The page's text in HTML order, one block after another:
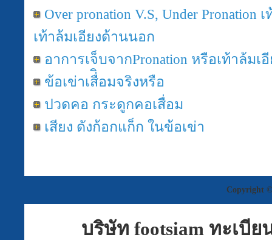
Over pronation V.S, Under Pronation
เท้าล้มเอียงด้านนอก
อาการเจ็บจากPronation หรือเท้าล้มเ
ข้อเข่าเสื่ิอมจริงหรือ
ปวดคอ กระดูกคอเสื่อม
เสียง ดังก้อกแก็ก ในข้อเข่า
Copyright ©
บริษัท footsiam ทะเบีย